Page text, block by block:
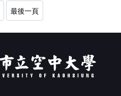
最後一頁